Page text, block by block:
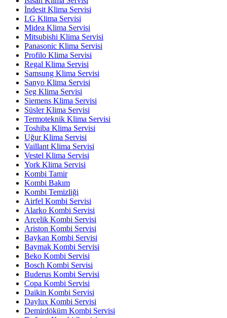
İndesit Klima Servisi
LG Klima Servisi
Midea Klima Servisi
Mitsubishi Klima Servisi
Panasonic Klima Servisi
Profilo Klima Servisi
Regal Klima Servisi
Samsung Klima Servisi
Sanyo Klima Servisi
Seg Klima Servisi
Siemens Klima Servisi
Süsler Klima Servisi
Termoteknik Klima Servisi
Toshiba Klima Servisi
Uğur Klima Servisi
Vaillant Klima Servisi
Vestel Klima Servisi
York Klima Servisi
Kombi Tamir
Kombi Bakım
Kombi Temizliği
Airfel Kombi Servisi
Alarko Kombi Servisi
Arçelik Kombi Servisi
Ariston Kombi Servisi
Baykan Kombi Servisi
Baymak Kombi Servisi
Beko Kombi Servisi
Bosch Kombi Servisi
Buderus Kombi Servisi
Copa Kombi Servisi
Daikin Kombi Servisi
Daylux Kombi Servisi
Demirdöküm Kombi Servisi